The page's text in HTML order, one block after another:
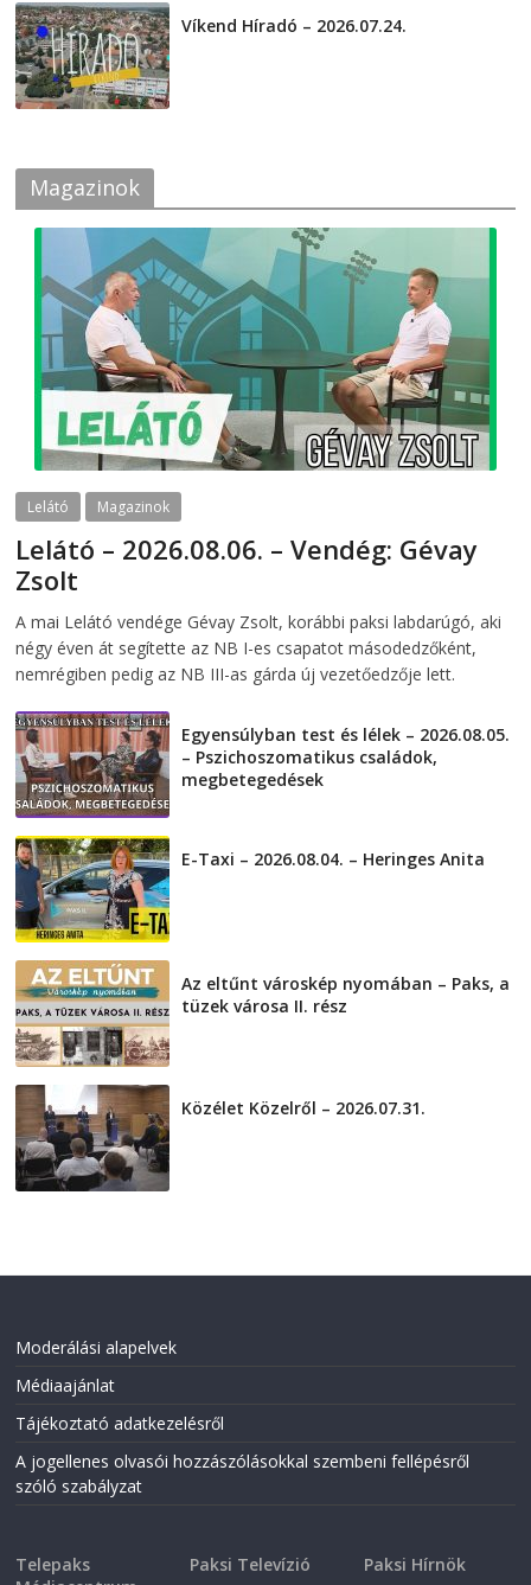
Víkend Híradó – 2026.07.24.
Magazinok
Lelátó Magazinok
Lelátó – 2026.08.06. – Vendég: Gévay
Zsolt
A mai Lelátó vendége Gévay Zsolt, korábbi paksi labdarúgó, aki
négy éven át segítette az NB I-es csapatot másodedzőként,
nemrégiben pedig az NB III-as gárda új vezetőedzője lett.
Egyensúlyban test és lélek – 2026.08.05.
– Pszichoszomatikus családok,
megbetegedések
E-Taxi – 2026.08.04. – Heringes Anita
Az eltűnt városkép nyomában – Paks, a
tüzek városa II. rész
Közélet Közelről – 2026.07.31.
Moderálási alapelvek
Médiaajánlat
Tájékoztató adatkezelésről
A jogellenes olvasói hozzászólásokkal szembeni fellépésről
szóló szabályzat
Telepaks
Paksi Televízió Paksi Hírnök